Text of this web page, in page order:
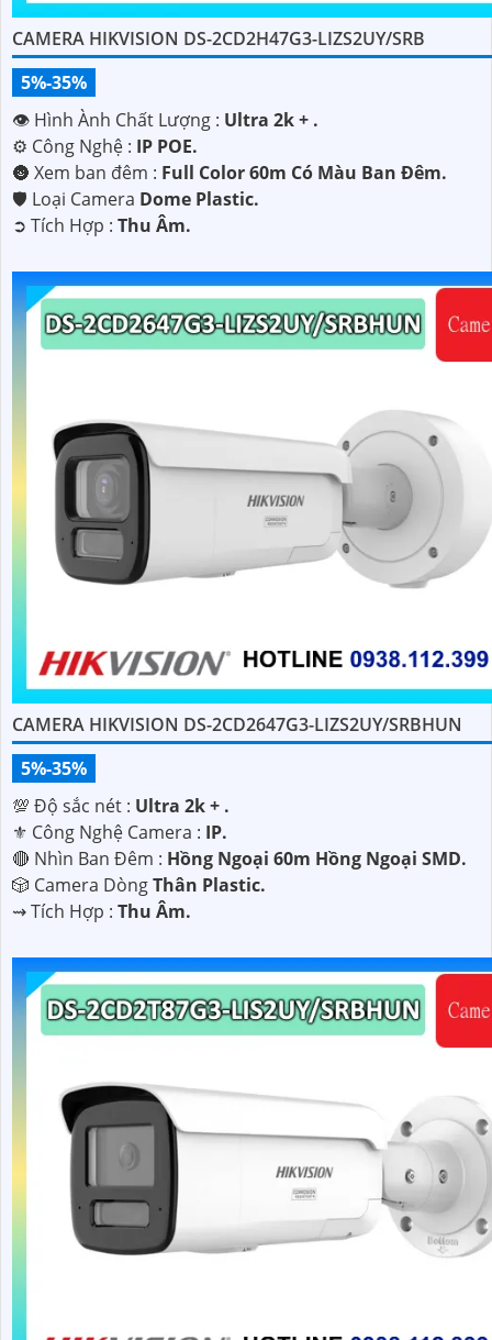
CAMERA HIKVISION DS-2CD2H47G3-LIZS2UY/SRB
5%-35%
👁 Hình Ành Chất Lượng : Ultra 2k + .
⚙ Công Nghệ : IP POE.
🌚 Xem ban đêm : Full Color 60m Có Màu Ban Ðêm.
🛡 Loại Camera Dome Plastic.
️➲ Tích Hợp : Thu Âm.
CAMERA HIKVISION DS-2CD2647G3-LIZS2UY/SRBHUN
5%-35%
💯 Độ sắc nét : Ultra 2k + .
⚜️ Công Nghệ Camera : IP.
🔴 Nhìn Ban Đêm : Hồng Ngoại 60m Hồng Ngoại SMD.
🎲 Camera DòngThân Plastic.
️⇝ Tích Hợp : Thu Âm.